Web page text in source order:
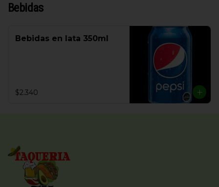
Bebidas
Bebidas en lata 350ml
$2.340